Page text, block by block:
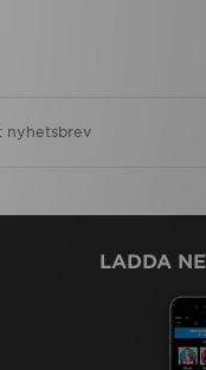
LADDA